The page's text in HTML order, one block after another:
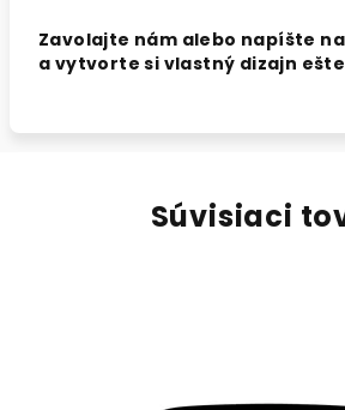
Zavolajte nám alebo napíšte na
a vytvorte si vlastný dizajn
Súvisiaci